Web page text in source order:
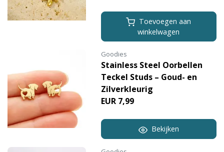
Toevoegen aan
winkelwagen
Goodies
Stainless Steel Oorbellen
Teckel Studs – Goud- en
Zilverkleurig
EUR 7,99
Bekijken